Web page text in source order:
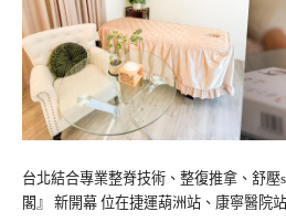
台北結合專業整脊技術、整復推拿、舒壓
閣』 新開幕 位在捷運葫洲站、康寧醫院